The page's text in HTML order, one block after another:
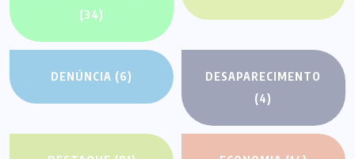
(34)
DENÚNCIA (6)
DESAPARECIMENTO
(4)